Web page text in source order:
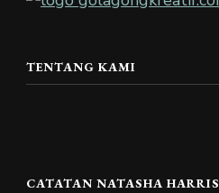
TENTANG KAMI
CATATAN NATASHA HARRIS